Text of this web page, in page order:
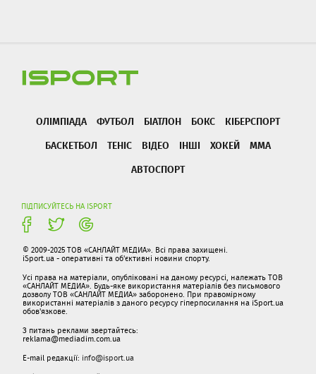
ОЛІМПІАДА ФУТБОЛ БІАТЛОН БОКС
КІБЕРСПОРТ
БАСКЕТБОЛ
ТЕНІС ВІДЕО ІНШІ ХОКЕЙ
ММА
АВТОСПОРТ
ПІДПИСУЙТЕСЬ НА ISPORT
© 2009-2025 ТОВ «САНЛАЙТ МЕДИА». Всі права захищені.
iSport.ua - оперативні та об'єктивні новини спорту.
Усі права на матеріали, опубліковані на даному ресурсі, належать ТОВ
«САНЛАЙТ МЕДИА». Будь-яке використання матеріалів без письмового
дозволу ТОВ «САНЛАЙТ МЕДИА» заборонено. При правомірному
використанні матеріалів з даного ресурсу гіперпосилання на iSport.ua
обов'язкове.
З питань реклами звертайтесь:
reklama@mediadim.com.ua
E-mail редакції: info@isport.ua